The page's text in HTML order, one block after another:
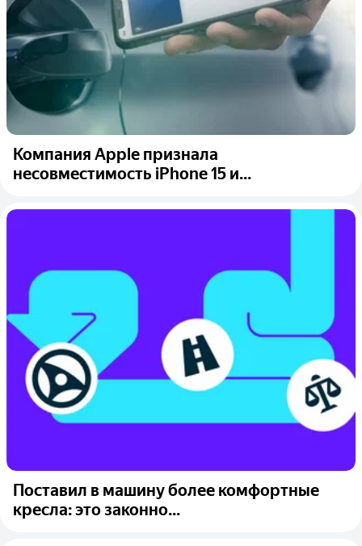
Компания Apple признала
несовместимость iPhone 15 и...
Поставил в машину более комфортные
кресла: это законно...